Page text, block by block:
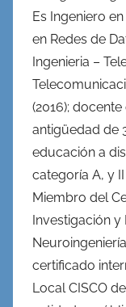
Es Ingeniero
en Redes de
Ingenieria –
(2016);
antigüedad de
educación a
categoría A, y
Miembro del
Investigación
certificado
Local CISCO